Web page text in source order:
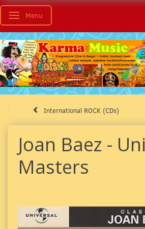
Toggle navigation
Menu
International ROCK (CDs)
Joan Baez -
Masters